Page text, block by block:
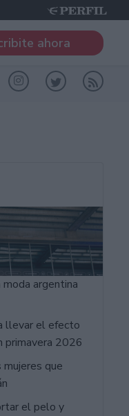
ahora
argentina
llevar el efecto
primavera 2026
que
el pelo y